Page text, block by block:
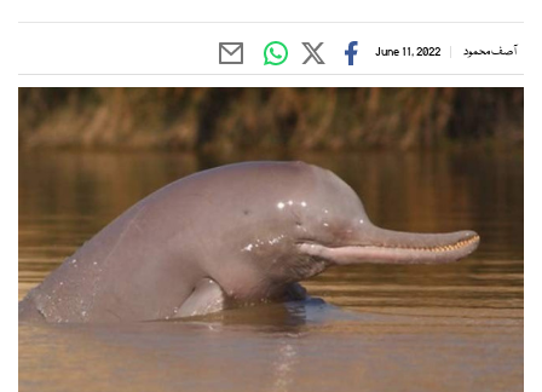
آصف محمود June 11, 2022